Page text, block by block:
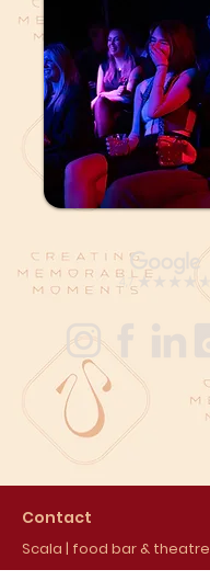
Contact
Scala | food bar & theatre